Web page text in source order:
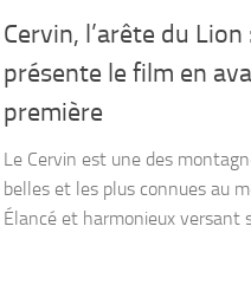
Cervin, l’arête du
présente le film en
première
Le Cervin est une des
belles et les plus connues au
Élancé et harmonieux versant